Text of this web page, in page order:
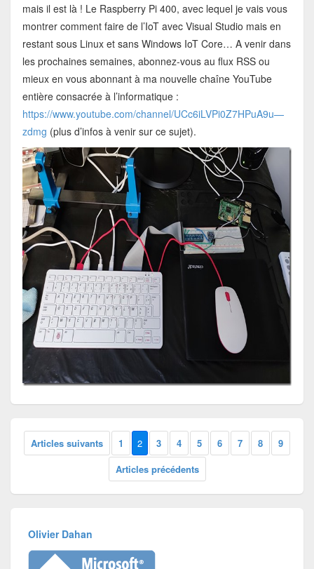
mais il est là ! Le Raspberry Pi 400, avec lequel je vais vous
montrer comment faire de l’IoT avec Visual Studio mais en
restant sous Linux et sans Windows IoT Core… A venir dans
les prochaines semaines, abonnez-vous au flux RSS ou
mieux en vous abonnant à ma nouvelle chaîne YouTube
entière consacrée à l’informatique :
https://www.youtube.com/channel/UCc6iLVPi0Z7HPuA9u—
zdmg (plus d’infos à venir sur ce sujet).
Articles suivants 1 2 3 4 5 6 7 8
9
Articles précédents
Olivier Dahan